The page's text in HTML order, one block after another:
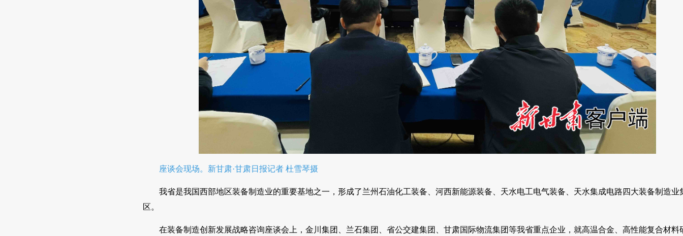
座谈会现场。新甘肃·甘肃日报记者 杜雪琴摄
我省是我国西部地区装备制造业的重要基地之一，形成了兰州石油化工装备、河西新能源装备、天水电工电气装备、天水集成电路四大装备制造业
区。
在装备制造创新发展战略咨询座谈会上，金川集团、兰石集团、省公交建集团、甘肃国际物流集团等我省重点企业，就高温合金、高性能复合材料